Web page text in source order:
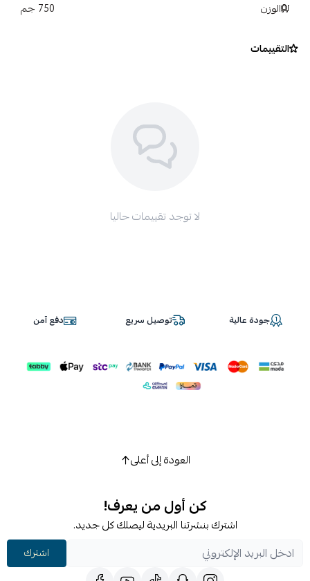
البودرة لإزالته من الزجاج ، وتلميع السيارة لإزالته من اللمسة
الوزن 750 جم
التقييمات
لا توجد تقييمات حاليا
جودة عالية توصيل سريع دفع آمن
العودة إلى أعلى
كن أول من يعرف!
اشترك بنشرتنا البريدية ليصلك كل جديد.
اشترك